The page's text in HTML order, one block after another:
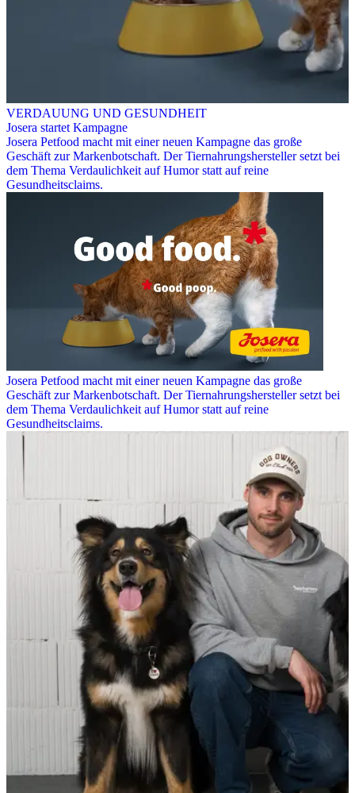
VERDAUUNG UND GESUNDHEIT
Josera startet Kampagne
Josera Petfood macht mit einer neuen Kampagne das große
Geschäft zur Markenbotschaft. Der Tiernahrungshersteller setzt bei
dem Thema Verdaulichkeit auf Humor statt auf reine
Gesundheitsclaims.
Josera Petfood macht mit einer neuen Kampagne das große
Geschäft zur Markenbotschaft. Der Tiernahrungshersteller setzt bei
dem Thema Verdaulichkeit auf Humor statt auf reine
Gesundheitsclaims.